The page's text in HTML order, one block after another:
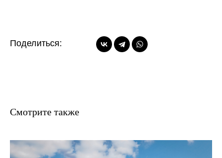
Поделиться:
Смотрите также